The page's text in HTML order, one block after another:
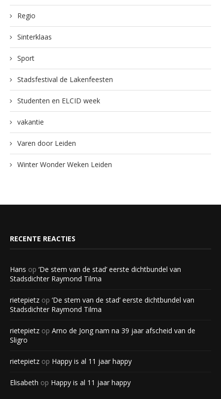
Regio
Sinterklaas
Sport
Stadsfestival de Lakenfeesten
Studenten en ELCID week
vakantie
Varen door Leiden
Winter Wonder Weken Leiden
RECENTE REACTIES
Hans op ‘De stem van de stad’ eerste dichtbundel van
Stadsdichter Raymond Tilma
rietepietz op ‘De stem van de stad’ eerste dichtbundel van
Stadsdichter Raymond Tilma
rietepietz op Arno de Jong nam na 39 jaar afscheid van de
Sligro
rietepietz op Happy is al 11 jaar happy
Elisabeth op Happy is al 11 jaar happy